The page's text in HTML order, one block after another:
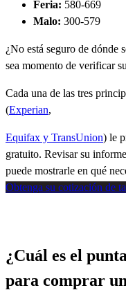
Feria: 580-669
Malo: 300-579
¿No está seguro de dónde
sea momento de verificar
Cada una de las tres
(Experian,
Equifax y TransUnion) le
gratuito. Revisar su
puede mostrarle en qué
Obtenga su cotización de
¿Cuál es el
para comprar